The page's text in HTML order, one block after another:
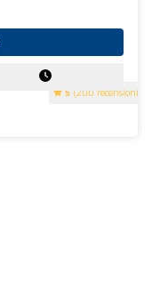
5 (200 recensioni)